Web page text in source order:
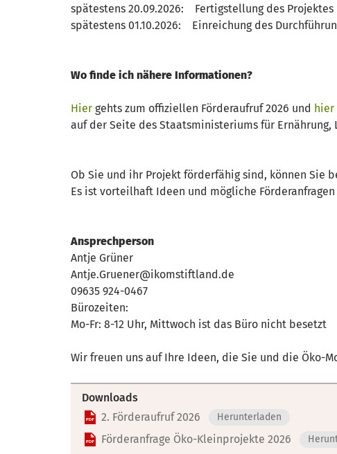
spätestens 20.09.2026: Fertigstellung des
spätestens 01.10.2026: Einreichung des
Wo finde ich nähere Informationen?
Hier gehts zum offiziellen Förderaufruf 2026 und hier
auf der Seite des Staatsministeriums für Ernährung,
Ob Sie und ihr Projekt förderfähig sind, können Sie
Es ist vorteilhaft Ideen und mögliche
Ansprechperson
Antje Grüner
Antje.Gruener@ikomstiftland.de
09635 924-0467
Bürozeiten:
Mo-Fr: 8-12 Uhr, Mittwoch ist das Büro nicht besetzt
Wir freuen uns auf Ihre Ideen, die Sie und die Öko-
Downloads
2. Förderaufruf 2026
Herunterladen
Förderanfrage Öko-Kleinprojekte 2026